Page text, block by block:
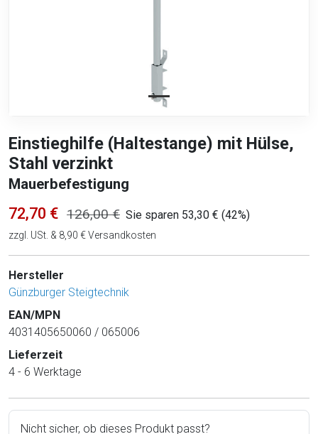
Einstieghilfe (Haltestange) mit Hülse,
Stahl verzinkt
Mauerbefestigung
72,70 € 126,00 € Sie sparen 53,30 € (42%)
zzgl. USt. & 8,90 € Versandkosten
Hersteller
Günzburger Steigtechnik
EAN/MPN
4031405650060 / 065006
Lieferzeit
4 - 6 Werktage
Nicht sicher, ob dieses Produkt passt?